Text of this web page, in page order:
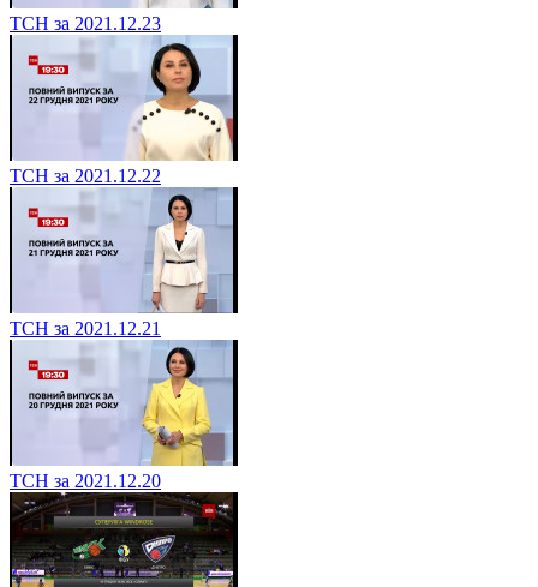
ТСН за 2021.12.23
ТСН за 2021.12.22
ТСН за 2021.12.21
ТСН за 2021.12.20